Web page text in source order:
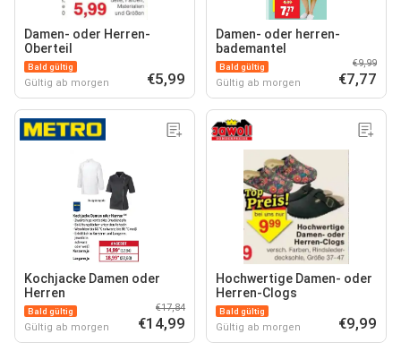
Damen- oder Herren-
Oberteil
Bald gültig
Gültig ab morgen €5,99
Damen- oder herren-
bademantel
Bald gültig
Gültig ab morgen
€9,99
€7,77
Kochjacke Damen oder
Herren
Bald gültig
Gültig ab morgen
€17,84
€14,99
Hochwertige Damen- oder
Herren-Clogs
Bald gültig
Gültig ab morgen €9,99